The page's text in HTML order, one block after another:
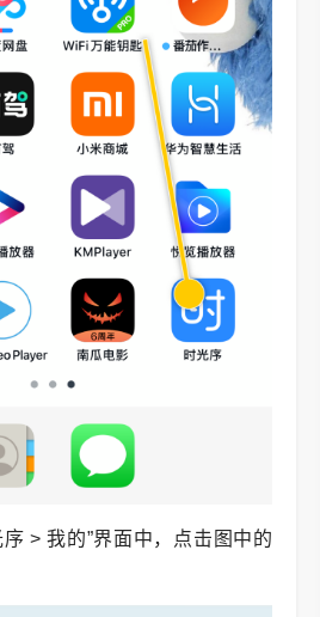
> 我的”界面中，点击图中的